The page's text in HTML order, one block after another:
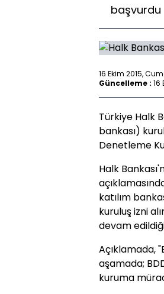
başvurdu
16 Ekim 2015,
Güncelleme : 16
Türkiye Halk
bankası)
Denetleme
Halk
katılım
kuruluş izni
devam
Açıklamada,
aşamada;
kuruma